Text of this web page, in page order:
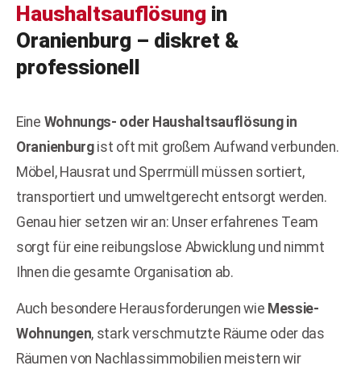
Haushaltsauflösung in
Oranienburg – diskret &
professionell
Eine Wohnungs- oder Haushaltsauflösung in
Oranienburgist oft mit großem Aufwand verbunden.
Möbel, Hausrat und Sperrmüll müssen sortiert,
transportiert und umweltgerecht entsorgt werden.
Genau hier setzen wir an: Unser erfahrenes Team
sorgt für eine reibungslose Abwicklung und nimmt
Ihnen die gesamte Organisation ab.
Auch besondere Herausforderungen wie Messie-
Wohnungen, stark verschmutzte Räume oder das
Räumen von Nachlassimmobilien meistern wir